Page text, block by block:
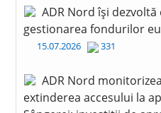
ADR Nord își
gestionarea fondurilor
15.07.2026 331
ADR Nord
extinderea accesului la